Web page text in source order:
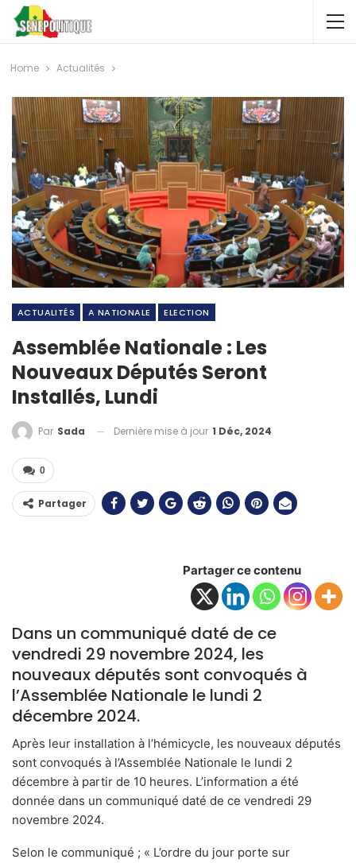
Home Actualités
ACTUALITÉS A NATIONALE ELECTION
Assemblée Nationale : Les
Nouveaux Députés Seront
Installés, Lundi
Par Sada Dernière mise à jour 1 Déc, 2024
0
Partager
Partager ce contenu
Dans un communiqué daté de ce
vendredi 29 novembre 2024, les
nouveaux députés sont convoqués à
l’Assemblée Nationale le lundi 2
décembre 2024.
Après leur installation à l’hémicycle, les nouveaux députés
sont convoqués à l’Assemblée Nationale le lundi 2
décembre à partir de 10 heures. L’information a été
donnée dans un communiqué daté de ce vendredi 29
novembre 2024.
Selon le communiqué ; « L’ordre du jour porte sur